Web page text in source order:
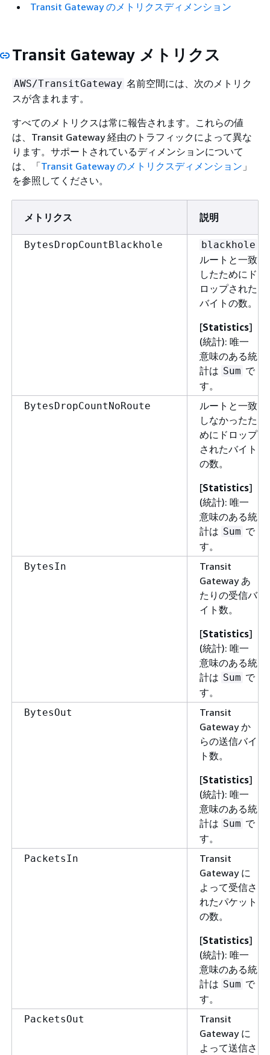
Transit Gateway のメトリクスディメンション
Transit Gateway メトリクス
AWS/TransitGateway 名前空間には、次のメトリク
スが含まれます。
すべてのメトリクスは常に報告されます。これらの値
は、Transit Gateway 経由のトラフィックによって異な
ります。サポートされているディメンションについて
は、「Transit Gateway のメトリクスディメンション 」
を参照してください。
メトリクス 説明
BytesDropCountBlackhole blackhole
ルートと一致
したためにド
ロップされた
バイトの数。
[Statistics]
(統計): 唯一
意味のある統
計は Sum で
す。
BytesDropCountNoRoute
ルートと一致
しなかったた
めにドロップ
されたバイト
の数。
[Statistics]
(統計): 唯一
意味のある統
計は Sum で
す。
BytesIn
Transit
Gateway あ
たりの受信バ
イト数。
[Statistics]
(統計): 唯一
意味のある統
計は Sum で
す。
BytesOut
Transit
Gateway か
らの送信バイ
ト数。
[Statistics]
(統計): 唯一
意味のある統
計は Sum で
す。
PacketsIn
Transit
Gateway に
よって受信さ
れたパケット
の数。
[Statistics]
(統計): 唯一
意味のある統
計は Sum で
す。
PacketsOut
Transit
Gateway に
よって送信さ